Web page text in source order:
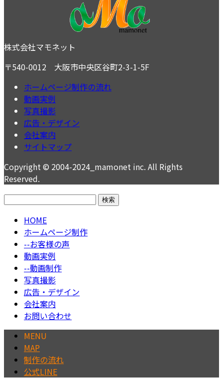
株式会社マモネット
〒540-0012 大阪市中央区谷町2-3-1-5F
ホームページ制作の流れ
動画実例
写真撮影
広告・デザイン
会社案内
サイトマップ
Copyright © 2004-2024_mamonet inc. All Rights
Reserved.
検
HOME
ホームページ制作
--お客様の声
動画実例
--動画制作
写真撮影
広告・デザイン
会社案内
お問い合わせ
MENU
MAP
制作の流れ
公式LINE